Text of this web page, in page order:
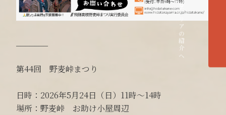
第44回 野麦峠まつり
日時：2026年5月24日（日）11時〜14時
場所：野麦峠 お助け小屋周辺
各エリアの紹介へ